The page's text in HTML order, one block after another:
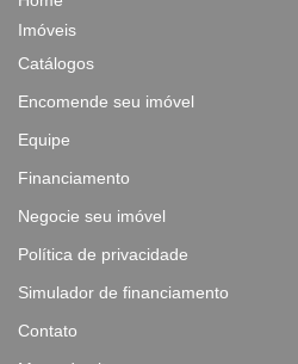
Imóveis
Catálogos
Encomende seu imóvel
Equipe
Financiamento
Negocie seu imóvel
Política de privacidade
Simulador de financiamento
Contato